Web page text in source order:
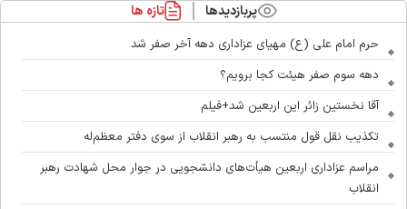
پربازدیدها تازه ها
حرم امام علی (ع) مهیای عزاداری دهه آخر صفر شد
دهه سوم صفر هیئت کجا برویم؟
آقا نخستین زائر این اربعین شد+فیلم
تکذیب نقل قول منتسب به رهبر انقلاب از سوی دفتر معظم‌له
مراسم عزاداری اربعین هیأت‌های دانشجویی در جوار محل شهادت رهبر
انقلاب